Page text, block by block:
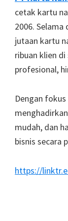
cetak kartu
2006.
jutaan kartu
ribuan klien
profesional,
Dengan
mudah, dan
bisnis secara
https://